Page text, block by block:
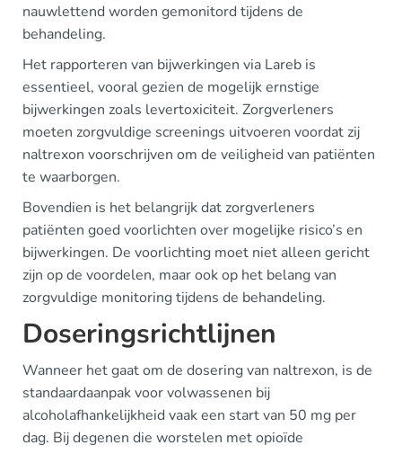
nauwlettend worden gemonitord tijdens de
behandeling.
Het rapporteren van bijwerkingen via Lareb is
essentieel, vooral gezien de mogelijk ernstige
bijwerkingen zoals levertoxiciteit. Zorgverleners
moeten zorgvuldige screenings uitvoeren voordat zij
naltrexon voorschrijven om de veiligheid van patiënten
te waarborgen.
Bovendien is het belangrijk dat zorgverleners
patiënten goed voorlichten over mogelijke risico’s en
bijwerkingen. De voorlichting moet niet alleen gericht
zijn op de voordelen, maar ook op het belang van
zorgvuldige monitoring tijdens de behandeling.
Doseringsrichtlijnen
Wanneer het gaat om de dosering van naltrexon, is de
standaardaanpak voor volwassenen bij
alcoholafhankelijkheid vaak een start van 50 mg per
dag. Bij degenen die worstelen met opioïde